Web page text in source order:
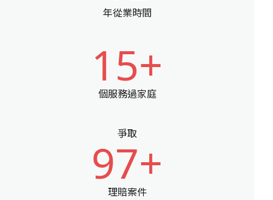
年從業時間
15+
個服務過家庭
爭取
97+
理賠案件